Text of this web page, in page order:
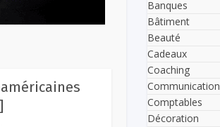
Banques
Bâtiment
Beauté
Cadeaux
Coaching
Communication
Comptables
Décoration